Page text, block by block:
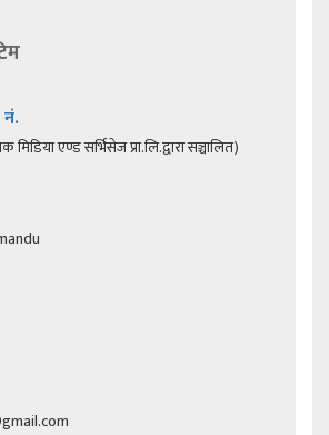
नं.
एण्ड सर्भिसेज प्रा.लि.द्वारा सञ्चालित)